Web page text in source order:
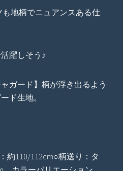
地柄でニュアンスある仕
躍しそう♪
ガード】柄が浮き出るよう
ド生地。
約110/112cm○柄送り：タ